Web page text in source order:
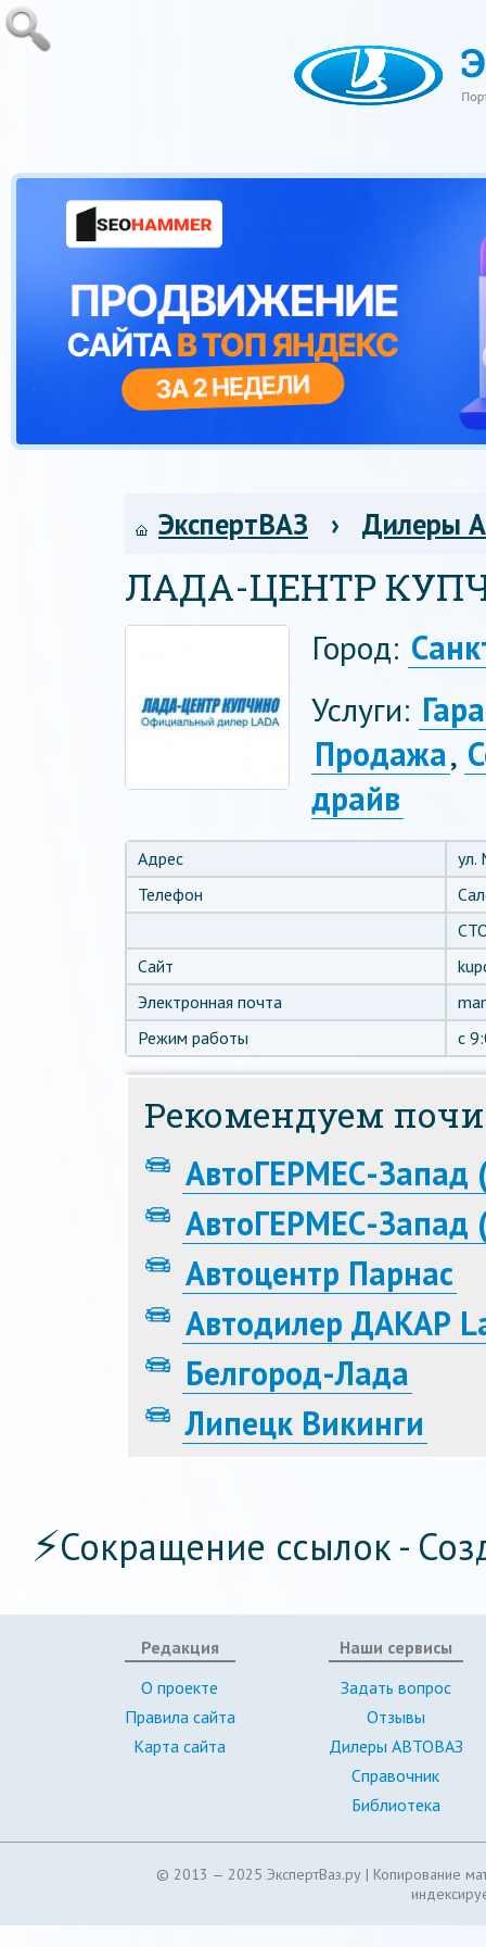
ЭкспертВАЗ › Дилеры
ЛАДА-ЦЕНТР
Город:
Услуги:
Продажа,
драйв
Адрес
ул.
Телефон
Сайт
Электронная почта
Режим работы
c
Рекомендуем
АвтоГЕРМЕС-Запад
АвтоГЕРМЕС-Запад
Автоцентр Парнас
Автодилер ДАКАР
Белгород-Лада
Липецк Викинги
⚡Сокращение ссылок -
Редакция
О проекте
Правила сайта
Карта сайта
Наши сервисы
Задать вопрос
Отзывы
Дилеры АВТОВАЗ
Справочник
Библиотека
© 2013 — 2025 ЭкспертВаз.ру | Копирование